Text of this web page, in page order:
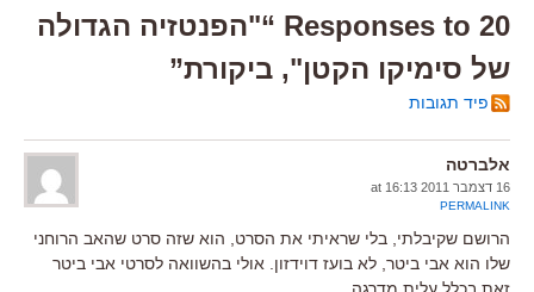
20 Responses to “"הפנטזיה הגדולה
של סימיקו הקטן", ביקורת”
פיד תגובות
אלברטה
16 דצמבר 2011 at 16:13
PERMALINK
הרושם שקיבלתי, בלי שראיתי את הסרט, הוא שזה סרט שהאב הרוחני
שלו הוא אבי ביטר, לא בועז דוידזון. אולי בהשוואה לסרטי אבי ביטר